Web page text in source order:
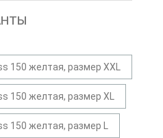
150 желтая, размер XXL
150 желтая, размер XL
150 желтая, размер L